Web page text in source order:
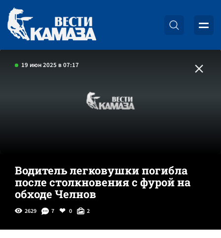
19 июн 2025 в 07:17
Водитель легковушки погибла
после столкновения с фурой на
обходе Челнов
2629 7 0 2